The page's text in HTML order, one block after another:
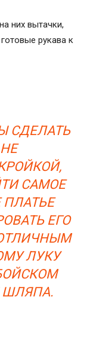
них вытачки,
рукава к
СДЕЛАТЬ
САМОЕ
ЕГО
ЛУКУ
ШЛЯПА.